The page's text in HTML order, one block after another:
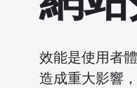
效能是使用者
造成重大影響